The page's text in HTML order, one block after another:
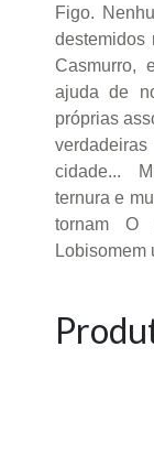
Figo.
destemidos
Casmurro,
ajuda de
próprias
cidade...
ternura e
tornam O
Lobisomem